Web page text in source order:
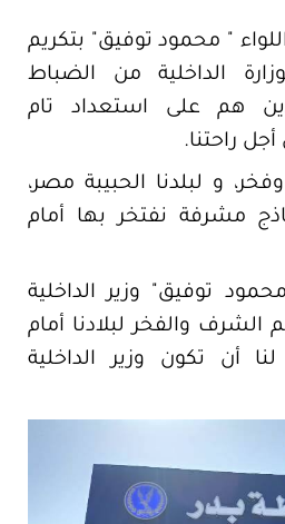
" محمود توفيق" بتكريم
الداخلية من الضباط
هم على استعداد تام
راحتنا.
و لبلدنا الحبيبة مصر،
مشرفة نفتخر بها أمام
توفيق" وزير الداخلية
الشرف والفخر لبلادنا أمام
أن تكون وزير الداخلية